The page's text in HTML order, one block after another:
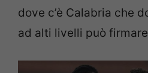
dove c’è Calabria che
ad alti livelli può firmare